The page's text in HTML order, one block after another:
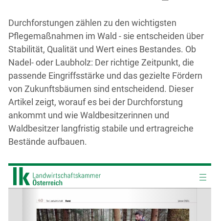
Durchforstungen zählen zu den wichtigsten
Pflegemaßnahmen im Wald - sie entscheiden über
Stabilität, Qualität und Wert eines Bestandes. Ob
Nadel- oder Laubholz: Der richtige Zeitpunkt, die
passende Eingriffsstärke und das gezielte Fördern
von Zukunftsbäumen sind entscheidend. Dieser
Artikel zeigt, worauf es bei der Durchforstung
ankommt und wie Waldbesitzerinnen und
Waldbesitzer langfristig stabile und ertragreiche
Bestände aufbauen.